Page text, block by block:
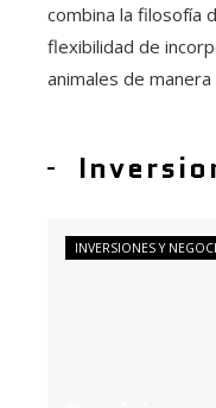
combina la filosofía
flexibilidad de
animales de
INVERSIONES Y